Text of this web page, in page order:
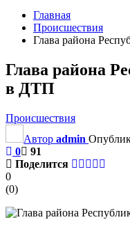
Главная
Происшествия
Глава района
Глава района
в ДТП
Происшествия
Автор admin
0
91
Поделится
0
(0)